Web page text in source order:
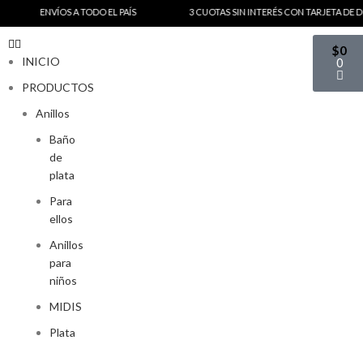
ENVÍOS A TODO EL PAÍS 3 CUOTAS SIN INTERÉS CON TARJETA DE
INICIO
PRODUCTOS
Anillos
Baño
de
plata
Para
ellos
Anillos
para
niños
MIDIS
Plata
$0
0